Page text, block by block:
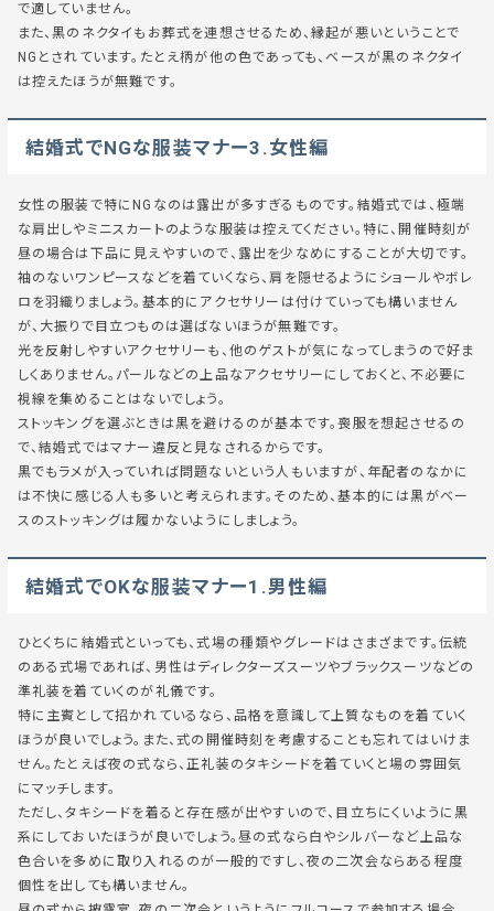
で適していません。
また、黒のネクタイもお葬式を連想させるため、縁起が悪いということで
NGとされています。たとえ柄が他の色であっても、ベースが黒のネクタイ
は控えたほうが無難です。
結婚式でNGな服装マナー3.女性編
女性の服装で特にNGなのは露出が多すぎるものです。結婚式では、極端
な肩出しやミニスカートのような服装は控えてください。特に、開催時刻が
昼の場合は下品に見えやすいので、露出を少なめにすることが大切です。
袖のないワンピースなどを着ていくなら、肩を隠せるようにショールやボレ
ロを羽織りましょう。基本的にアクセサリーは付けていっても構いません
が、大振りで目立つものは選ばないほうが無難です。
光を反射しやすいアクセサリーも、他のゲストが気になってしまうので好ま
しくありません。パールなどの上品なアクセサリーにしておくと、不必要に
視線を集めることはないでしょう。
ストッキングを選ぶときは黒を避けるのが基本です。喪服を想起させるの
で、結婚式ではマナー違反と見なされるからです。
黒でもラメが入っていれば問題ないという人もいますが、年配者のなかに
は不快に感じる人も多いと考えられます。そのため、基本的には黒がベー
スのストッキングは履かないようにしましょう。
結婚式でOKな服装マナー1.男性編
ひとくちに結婚式といっても、式場の種類やグレードはさまざまです。伝統
のある式場であれば、男性はディレクターズスーツやブラックスーツなどの
準礼装を着ていくのが礼儀です。
特に主賓として招かれているなら、品格を意識して上質なものを着ていく
ほうが良いでしょう。また、式の開催時刻を考慮することも忘れてはいけま
せん。たとえば夜の式なら、正礼装のタキシードを着ていくと場の雰囲気
にマッチします。
ただし、タキシードを着ると存在感が出やすいので、目立ちにくいように黒
系にしておいたほうが良いでしょう。昼の式なら白やシルバーなど上品な
色合いを多めに取り入れるのが一般的ですし、夜の二次会ならある程度
個性を出しても構いません。